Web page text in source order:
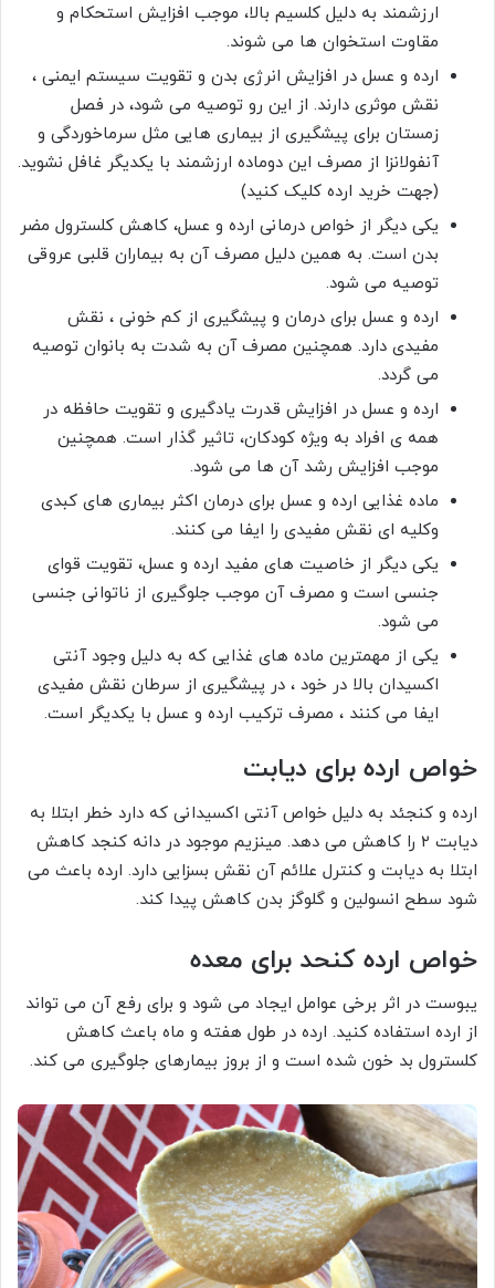
ارزشمند به دلیل کلسیم بالا، موجب افزایش استحکام و
مقاوت استخوان ها می شوند.
ارده و عسل در افزایش انرژی بدن و تقویت سیستم ایمنی ،
نقش موثری دارند. از این رو توصیه می شود، در فصل
زمستان برای پیشگیری از بیماری هایی مثل سرماخوردگی و
آنفولانزا از مصرف این دوماده ارزشمند با یکدیگر غافل نشوید.
(جهت خرید ارده کلیک کنید)
یکی دیگر از خواص درمانی ارده و عسل، کاهش کلسترول مضر
بدن است. به همین دلیل مصرف آن به بیماران قلبی عروقی
توصیه می شود.
ارده و عسل برای درمان و پیشگیری از کم خونی ، نقش
مفیدی دارد. همچنین مصرف آن به شدت به بانوان توصیه
می گردد.
ارده و عسل در افزایش قدرت یادگیری و تقویت حافظه در
همه ی افراد به ویژه کودکان، تاثیر گذار است. همچنین
موجب افزایش رشد آن ها می شود.
ماده غذایی ارده و عسل برای درمان اکثر بیماری های کبدی
وکلیه ای نقش مفیدی را ایفا می کنند.
یکی دیگر از خاصیت های مفید ارده و عسل، تقویت قوای
جنسی است و مصرف آن موجب جلوگیری از ناتوانی جنسی
می شود.
یکی از مهمترین ماده های غذایی که به دلیل وجود آنتی
اکسیدان بالا در خود ، در پیشگیری از سرطان نقش مفیدی
ایفا می کنند ، مصرف ترکیب ارده و عسل با یکدیگر است.
خواص ارده برای دیابت
ارده و کنجئد به دلیل خواص آنتی اکسیدانی که دارد خطر ابتلا به
دیابت ۲ را کاهش می دهد. مینزیم موجود در دانه کنجد کاهش
ابتلا به دیابت و کنترل علائم آن نقش بسزایی دارد. ارده باعث می
شود سطح انسولین و گلوگز بدن کاهش پیدا کند.
خواص ارده کنحد برای معده
یبوست در اثر برخی عوامل ایجاد می شود و برای رفع آن می تواند
از ارده استفاده کنید. ارده در طول هفته و ماه باعث کاهش
کلسترول بد خون شده است و از بروز بیمارهای جلوگیری می کند.